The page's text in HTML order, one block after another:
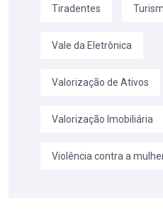
Tiradentes
Vale da Eletrônica
Valorização de Ativos
Valorização Imobiliária
Violência contra a